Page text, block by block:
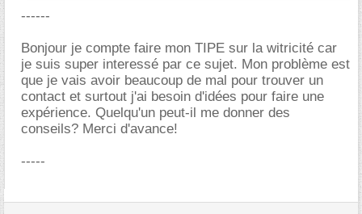
------
Bonjour je compte faire mon TIPE sur la witricité car
je suis super interessé par ce sujet. Mon problème est
que je vais avoir beaucoup de mal pour trouver un
contact et surtout j'ai besoin d'idées pour faire une
expérience. Quelqu'un peut-il me donner des
conseils? Merci d'avance!
-----